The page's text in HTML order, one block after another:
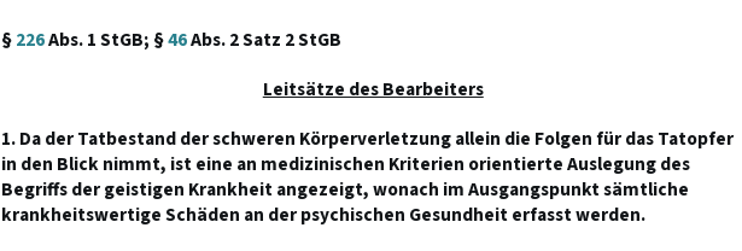
§226Abs. 1 StGB; §46Abs. 2 Satz 2 StGB
Leitsätze des Bearbeiters
1. Da der Tatbestand der schweren Körperverletzung allein die Folgen für das Tatopfer
in den Blick nimmt, ist eine an medizinischen Kriterien orientierte Auslegung des
Begriffs der geistigen Krankheit angezeigt, wonach im Ausgangspunkt sämtliche
krankheitswertige Schäden an der psychischen Gesundheit erfasst werden.